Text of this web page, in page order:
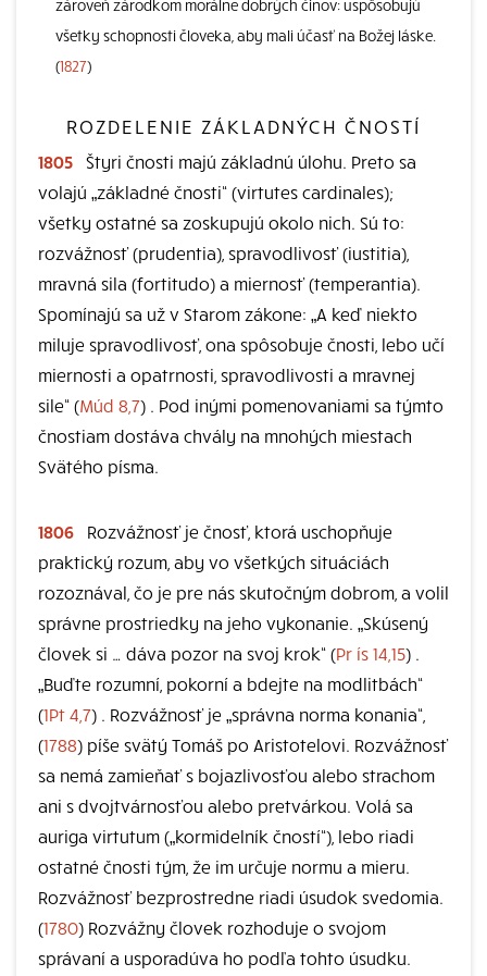
zároveň zárodkom morálne dobrých činov: uspôsobujú
všetky schopnosti človeka, aby mali účasť na Božej láske.
(1827)
ROZDELENIE ZÁKLADNÝCH ČNOSTÍ
1805 Štyri čnosti majú základnú úlohu. Preto sa
volajú „základné čnosti“ (virtutes cardinales);
všetky ostatné sa zoskupujú okolo nich. Sú to:
rozvážnosť (prudentia), spravodlivosť (iustitia),
mravná sila (fortitudo) a miernosť (temperantia).
Spomínajú sa už v Starom zákone: „A keď niekto
miluje spravodlivosť, ona spôsobuje čnosti, lebo učí
miernosti a opatrnosti, spravodlivosti a mravnej
sile“ (Múd 8,7) . Pod inými pomenovaniami sa týmto
čnostiam dostáva chvály na mnohých miestach
Svätého písma.
1806
Rozvážnosť je čnosť, ktorá uschopňuje
praktický rozum, aby vo všetkých situáciách
rozoznával, čo je pre nás skutočným dobrom, a volil
správne prostriedky na jeho vykonanie. „Skúsený
človek si … dáva pozor na svoj krok“ (Pr ís 14,15) .
„Buďte rozumní, pokorní a bdejte na modlitbách“
(1Pt 4,7) . Rozvážnosť je „správna norma konania“,
(1788) píše svätý Tomáš po Aristotelovi. Rozvážnosť
sa nemá zamieňať s bojazlivosťou alebo strachom
ani s dvojtvárnosťou alebo pretvárkou. Volá sa
auriga virtutum („kormidelník čností“), lebo riadi
ostatné čnosti tým, že im určuje normu a mieru.
Rozvážnosť bezprostredne riadi úsudok svedomia.
(1780) Rozvážny človek rozhoduje o svojom
správaní a usporadúva ho podľa tohto úsudku.